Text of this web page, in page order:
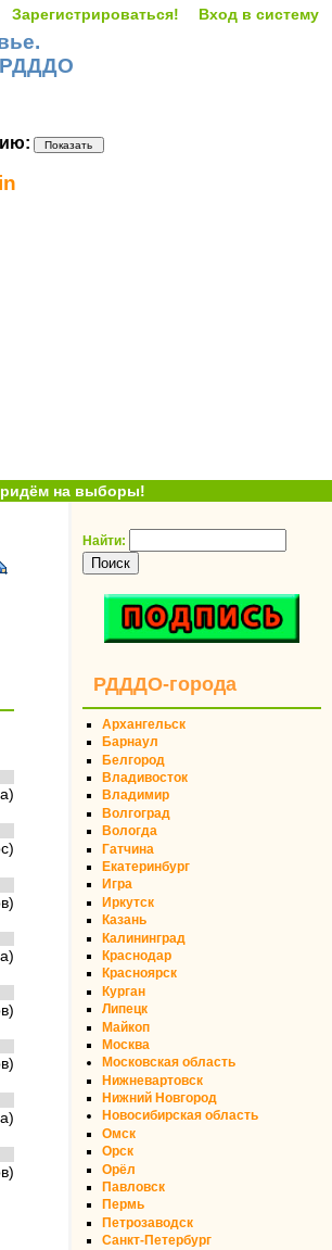
Зарегистрироваться! Вход в систему
РДДДО
на выборы!
Найти:
РДДДО-города
Архангельск
Барнаул
Белгород
Владивосток
Владимир
Волгоград
Вологда
Гатчина
Екатеринбург
Игра
Иркутск
Казань
Калининград
Краснодар
Красноярск
Курган
Липецк
Майкоп
Москва
Московская область
Нижневартовск
Нижний Новгород
Новосибирская область
Омск
Орск
Орёл
Павловск
Пермь
Петрозаводск
Санкт-Петербург